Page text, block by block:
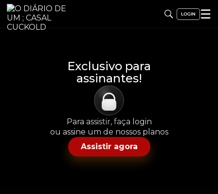
☰
Exclusivo para
assinantes!
Para assistir, faça login
ou assine um de nossos planos
Assistir agora